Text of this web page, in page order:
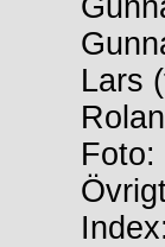
Lars
Foto: